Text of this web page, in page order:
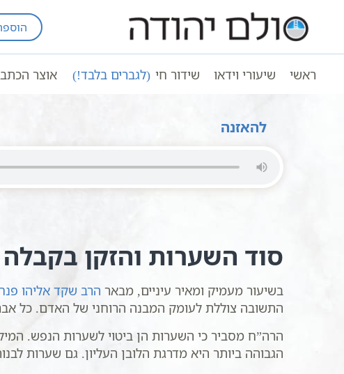
ראשי שיעורי וידאו שידור חי (לגברים בלבד!) אוצר
עמוד ראשי שיעורי וידאו שיעורי קבלה
למה מגדלים זקן ואיך זה קשור לכיסוי ראש האישה | הרב שקד
להאזנה
סוד השערות והזקן
בשיעור מעמיק ומאיר עיניים, מבאר הרב שקד אליהו
התשובה צוללת לעומק המבנה הרוחני של האדם. כל
הרה”ח מסביר כי השערות הן ביטוי לשערות הנפש.
הגבוהה ביותר היא מדרגת הלובן העליון. גם שערות